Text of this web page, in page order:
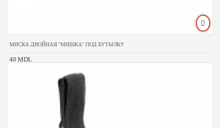
МИСКА ДВОЙНАЯ "МИШКА" ПОД БУТЫЛКУ
40 MDL